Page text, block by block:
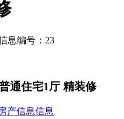
息编号：23
通住宅1厅 精装修
产信息信息